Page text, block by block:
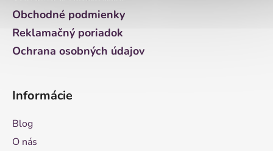
Obchodné podmienky
Reklamačný poriadok
Ochrana osobných údajov
Informácie
Blog
O nás